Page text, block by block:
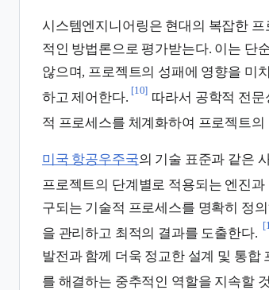
시스템엔지니어링은 현대의 복잡한
적인 방법론으로 평가받는다. 이는 단
않으며, 프로젝트의 성패에 영향을 미
하고 제어한다.
[10]
따라서 공학적 전
적 프로세스를 체계화하여 프로젝트
미국 항공우주국의 기술 표준과 같은
프로젝트의 단계별로 적용되는 엔진
구되는 기술적 프로세스를 명확히 정
을 관리하고 최적의 결과를 도출한다.
발전과 함께 더욱 정교한 설계 및 통합
를 해결하는 중추적인 역할을 지속할